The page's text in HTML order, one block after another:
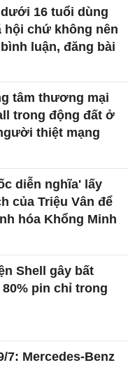
16 tuổi dùng
hội chứ không nên
luận, đăng bài
tâm thương mại
trong động đất ở
thiệt mạng
diễn nghĩa' lấy
của Triệu Vân để
hóa Khổng Minh
Shell gây bất
pin chỉ trong
7: Mercedes-Benz